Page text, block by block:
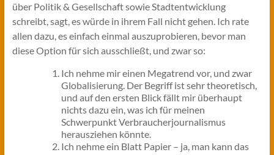
über Politik & Gesellschaft sowie Stadtentwicklung
schreibt, sagt, es würde in ihrem Fall nicht gehen. Ich rate
allen dazu, es einfach einmal auszuprobieren, bevor man
diese Option für sich ausschließt, und zwar so:
Ich nehme mir einen Megatrend vor, und zwar
Globalisierung. Der Begriff ist sehr theoretisch,
und auf den ersten Blick fällt mir überhaupt
nichts dazu ein, was ich für meinen
Schwerpunkt Verbraucherjournalismus
herausziehen könnte.
Ich nehme ein Blatt Papier – ja, man kann das